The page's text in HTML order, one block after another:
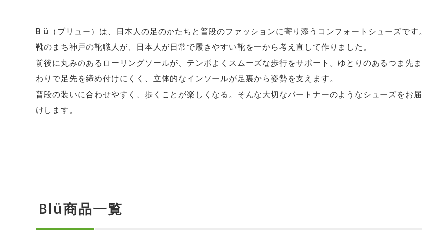
Blü（ブリュー）は、日本人の足のかたちと普段のファッションに寄り添うコンフォートシューズです。
靴のまち神戸の靴職人が、日本人が日常で履きやすい靴を一から考え直して作りました。
前後に丸みのあるローリングソールが、テンポよくスムーズな歩行をサポート。ゆとりのあるつま先ま
わりで足先を締め付けにくく、立体的なインソールが足裏から姿勢を支えます。
普段の装いに合わせやすく、歩くことが楽しくなる。そんな大切なパートナーのようなシューズをお届
けします。
Blü商品一覧